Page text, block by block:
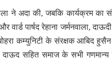
ने अदा की, जबकि कार्यक्रम का
पार्षद रेहाना जर्मनवाला, दाऊदी
कम्युनिटी के संरक्षक आबिद
सहित समाज के सभी गणमान्य